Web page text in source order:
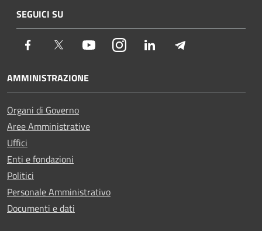
SEGUICI SU
Facebook Twitter YoutubeInstagramLinkedIn
AMMINISTRAZIONE
Organi di Governo
Aree Amministrative
Uffici
Enti e fondazioni
Politici
Personale Amministrativo
Documenti e dati